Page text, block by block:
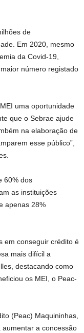
de
Em 2020, mesmo
da Covid-19,
número registado
uma oportunidade
que o Sebrae ajude
na elaboração de
esse público”,
60% dos
as instituições
apenas 28%
em conseguir crédito é
mais difícil a
destacando como
os MEI, o Peac-
(Peac) Maquininhas,
a concessão